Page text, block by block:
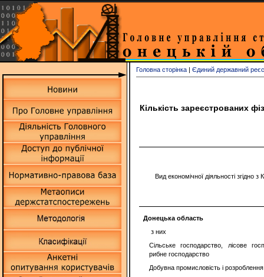
Головна сторінка | Єдиний державний
Кількість зареєстрованих
Вид економічної діяльності згідно
Донецька область
з них
Сільське господарство, лісове
рибне господарство
Добувна промисловість і розроблення